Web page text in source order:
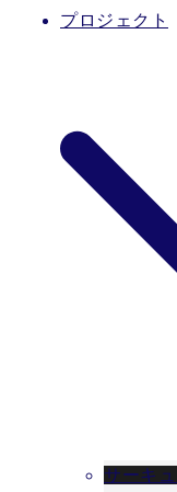
プロジェクト
サーキ